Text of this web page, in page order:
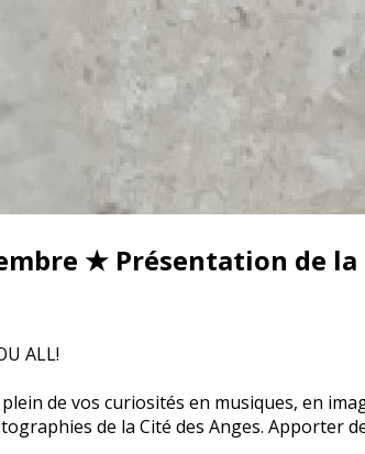
★ Présentation de
ALL!
de vos curiosités en musiques, en
de la Cité des Anges. Apporter